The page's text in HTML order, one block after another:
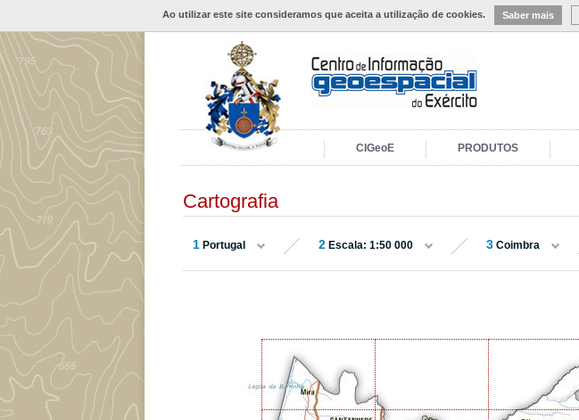
Ao utilizar este site consideramos que aceita a utilização de cookies. Saber mais
CIGeoE PRODUTOS
Cartografia
1 Portugal 2 Escala: 1:50 000 3 Coimbra